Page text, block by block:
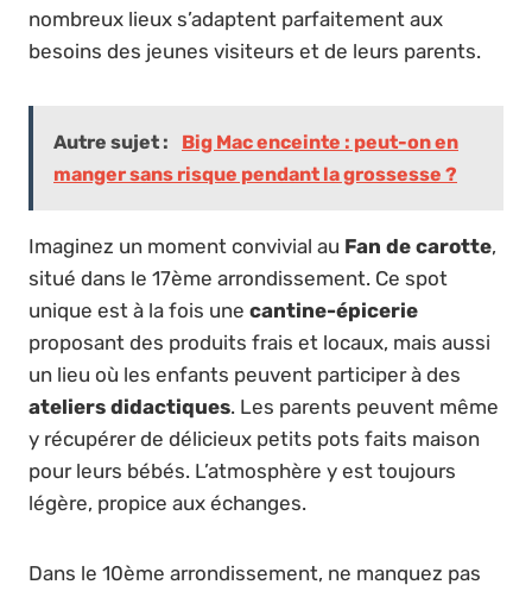
nombreux lieux s’adaptent parfaitement aux
besoins des jeunes visiteurs et de leurs parents.
Autre sujet :
Big Mac enceinte : peut-on en
manger sans risque pendant la grossesse ?
Imaginez un moment convivial au Fan de carotte,
situé dans le 17ème arrondissement. Ce spot
unique est à la fois une cantine-épicerie
proposant des produits frais et locaux, mais aussi
un lieu où les enfants peuvent participer à des
ateliers didactiques. Les parents peuvent même
y récupérer de délicieux petits pots faits maison
pour leurs bébés. L’atmosphère y est toujours
légère, propice aux échanges.
Dans le 10ème arrondissement, ne manquez pas